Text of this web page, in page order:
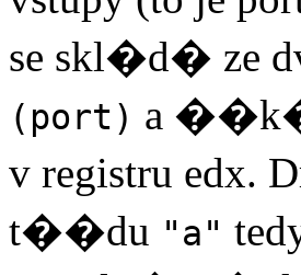
se skl�d�
(port) a
v registru
t��du "a"